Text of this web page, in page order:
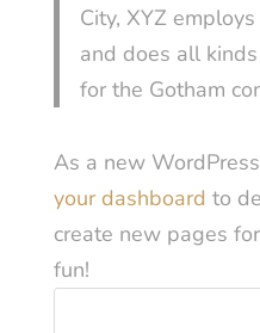
City, XYZ
and does all
for the Gotham
As a new
your dashboard to
create new pages
fun!